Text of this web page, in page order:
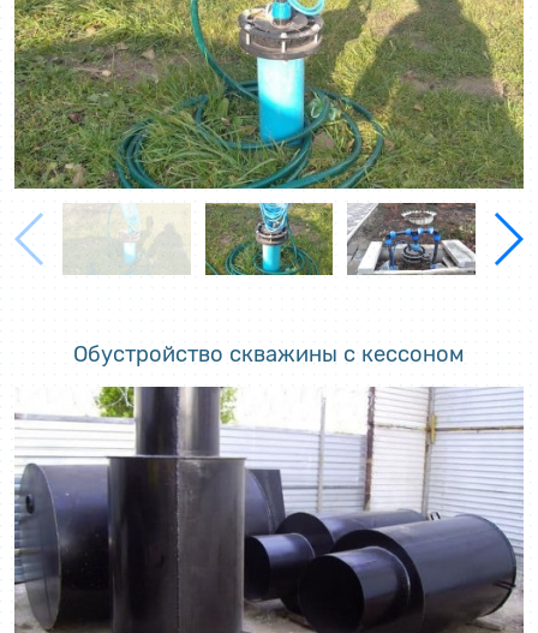
Обустройство скважины с кессоном